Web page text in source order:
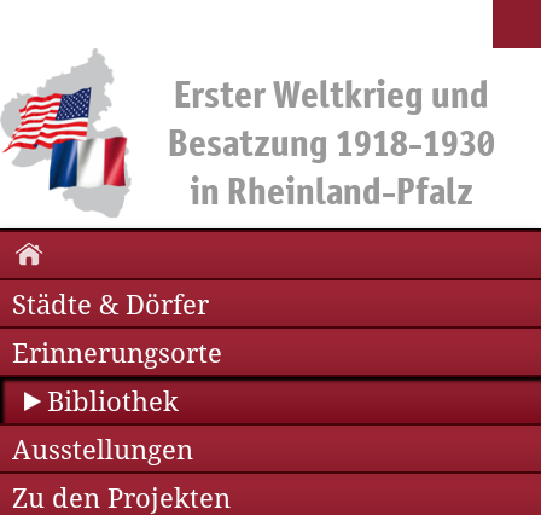
Städte & Dörfer
Erinnerungsorte
Bibliothek
Ausstellungen
Zu den Projekten